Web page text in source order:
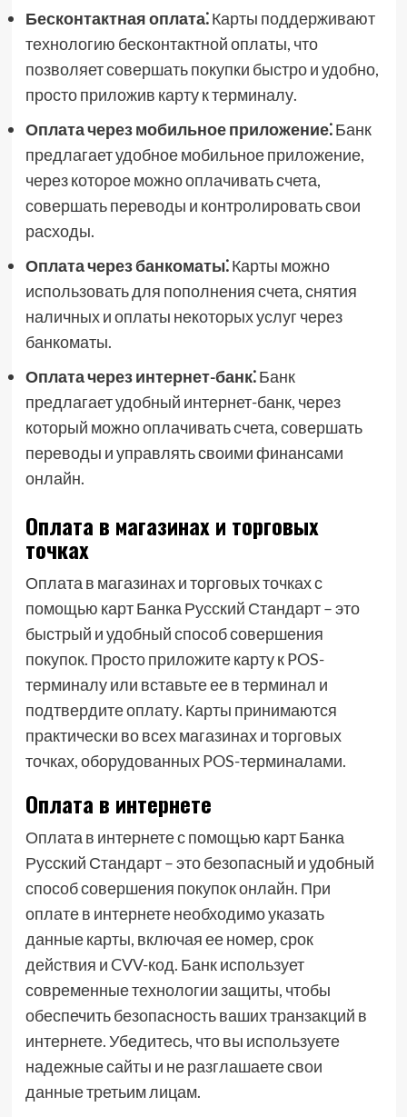
Бесконтактная оплата⁚Карты поддерживают
технологию бесконтактной оплаты, что
позволяет совершать покупки быстро и удобно,
просто приложив карту к терминалу.
Оплата через мобильное приложение⁚Банк
предлагает удобное мобильное приложение,
через которое можно оплачивать счета,
совершать переводы и контролировать свои
расходы.
Оплата через банкоматы⁚Карты можно
использовать для пополнения счета, снятия
наличных и оплаты некоторых услуг через
банкоматы.
Оплата через интернет-банк⁚Банк
предлагает удобный интернет-банк, через
который можно оплачивать счета, совершать
переводы и управлять своими финансами
онлайн.
Оплата в магазинах и торговых
точках
Оплата в магазинах и торговых точках с
помощью карт Банка Русский Стандарт – это
быстрый и удобный способ совершения
покупок. Просто приложите карту к POS-
терминалу или вставьте ее в терминал и
подтвердите оплату. Карты принимаются
практически во всех магазинах и торговых
точках, оборудованных POS-терминалами.
Оплата в интернете
Оплата в интернете с помощью карт Банка
Русский Стандарт – это безопасный и удобный
способ совершения покупок онлайн. При
оплате в интернете необходимо указать
данные карты, включая ее номер, срок
действия и CVV-код. Банк использует
современные технологии защиты, чтобы
обеспечить безопасность ваших транзакций в
интернете. Убедитесь, что вы используете
надежные сайты и не разглашаете свои
данные третьим лицам.